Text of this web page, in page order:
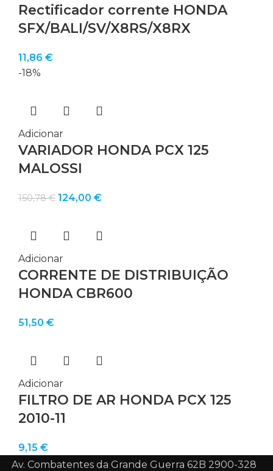
Rectificador corrente HONDA
SFX/BALI/SV/X8RS/X8RX
11,86 €
-18%
Adicionar
VARIADOR HONDA PCX 125
MALOSSI
150,78€ O
era:
150,78 €.
124,00 €O
é:
Adicionar
CORRENTE DE DISTRIBUIÇÃO
HONDA CBR600
51,50 €
Adicionar
FILTRO DE AR HONDA PCX 125
2010-11
9,15 €
Av. Combatentes da Grande Guerra 62B 2900-328